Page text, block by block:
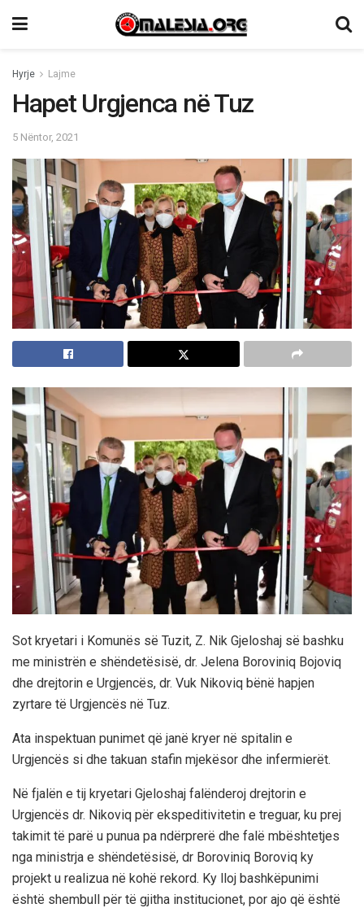
Hyrje Lajme
Hapet Urgjenca në Tuz
5 Nëntor, 2021
Sot kryetari i Komunës së Tuzit, Z. Nik Gjeloshaj së bashku
me ministrën e shëndetësisë, dr. Jelena Boroviniq Bojoviq
dhe drejtorin e Urgjencës, dr. Vuk Nikoviq bënë hapjen
zyrtare të Urgjencës në Tuz.
Ata inspektuan punimet që janë kryer në spitalin e
Urgjencës si dhe takuan stafin mjekësor dhe infermierët.
Në fjalën e tij kryetari Gjeloshaj falënderoj drejtorin e
Urgjencës dr. Nikoviq për ekspeditivitetin e treguar, ku prej
takimit të parë u punua pa ndërprerë dhe falë mbështetjes
nga ministrja e shëndetësisë, dr Boroviniq Boroviq ky
projekt u realizua në kohë rekord. Ky lloj bashkëpunimi
është shembull për të gjitha institucionet, por ajo që është